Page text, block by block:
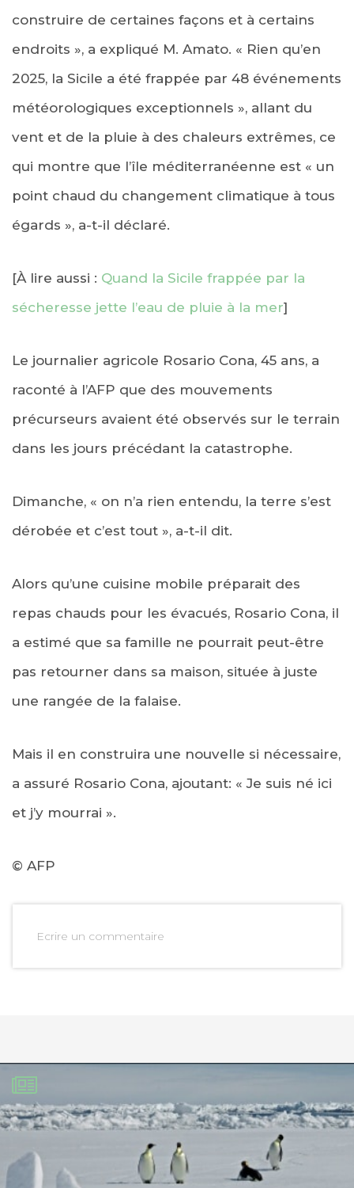
construire de certaines façons et à certains
endroits », a expliqué M. Amato. « Rien qu’en
2025, la Sicile a été frappée par 48 événements
météorologiques exceptionnels », allant du
vent et de la pluie à des chaleurs extrêmes, ce
qui montre que l’île méditerranéenne est « un
point chaud du changement climatique à tous
égards », a-t-il déclaré.
[À lire aussi : Quand la Sicile frappée par la
sécheresse jette l’eau de pluie à la mer]
Le journalier agricole Rosario Cona, 45 ans, a
raconté à l’AFP que des mouvements
précurseurs avaient été observés sur le terrain
dans les jours précédant la catastrophe.
Dimanche, « on n’a rien entendu, la terre s’est
dérobée et c’est tout », a-t-il dit.
Alors qu’une cuisine mobile préparait des
repas chauds pour les évacués, Rosario Cona, il
a estimé que sa famille ne pourrait peut-être
pas retourner dans sa maison, située à juste
une rangée de la falaise.
Mais il en construira une nouvelle si nécessaire,
a assuré Rosario Cona, ajoutant: « Je suis né ici
et j’y mourrai ».
© AFP
Ecrire un commentaire